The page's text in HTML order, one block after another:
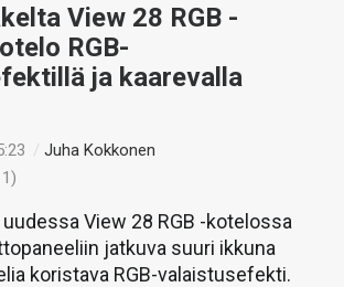
View 28 RGB -
RGB-
ja kaarevalla
/Juha Kokkonen
View 28 RGB -kotelossa
jatkuva suuri ikkuna
koristava RGB-valaistusefekti.